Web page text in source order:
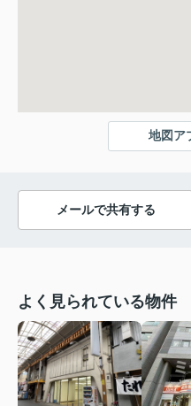
地図ア
メールで共有する
よく見られている物件